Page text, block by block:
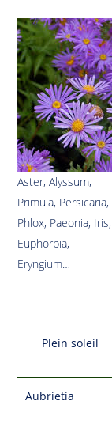
Aster, Alyssum,
Primula, Persicaria,
Phlox, Paeonia, Iris,
Euphorbia,
Eryngium…
Plein soleil
Aubrietia